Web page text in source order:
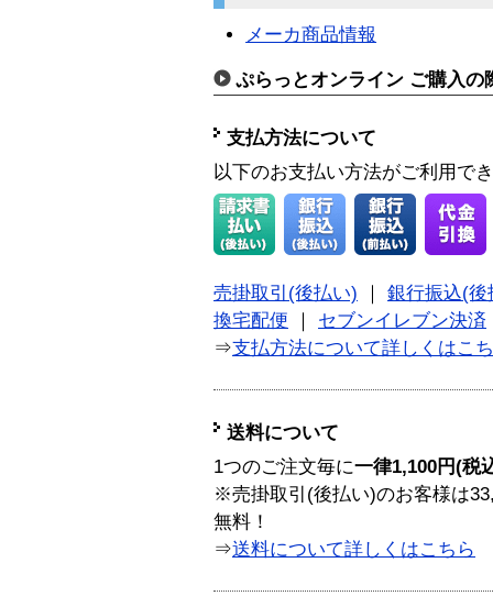
メーカ商品情報
ぷらっとオンライン ご購入の
支払方法について
以下のお支払い方法がご利用で
売掛取引(後払い)
銀行振込(後
換宅配便
セブンイレブン決済
⇒支払方法について詳しくはこ
送料について
1つのご注文毎に一律1,100円(税
※売掛取引(後払い)のお客様は
無料！
⇒送料について詳しくはこちら